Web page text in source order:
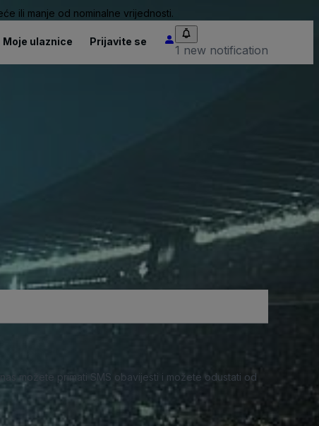
ili manje od nominalne vrijednosti.
Moje ulaznice Prijavite se
1 new notification
nas možete primati SMS obavijesti i možete odustati od